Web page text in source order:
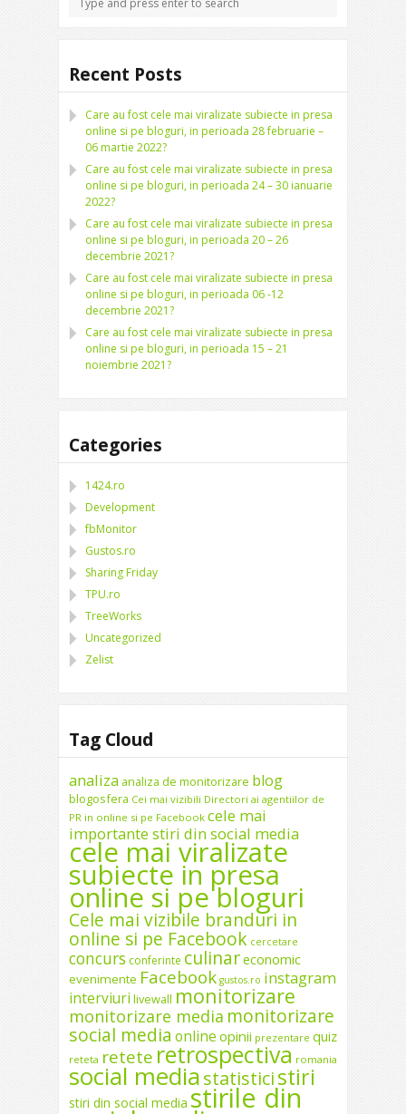
Recent Posts
Care au fost cele mai viralizate subiecte in presa
online si pe bloguri, in perioada 28 februarie –
06 martie 2022?
Care au fost cele mai viralizate subiecte in presa
online si pe bloguri, in perioada 24 – 30 ianuarie
2022?
Care au fost cele mai viralizate subiecte in presa
online si pe bloguri, in perioada 20 – 26
decembrie 2021?
Care au fost cele mai viralizate subiecte in presa
online si pe bloguri, in perioada 06 -12
decembrie 2021?
Care au fost cele mai viralizate subiecte in presa
online si pe bloguri, in perioada 15 – 21
noiembrie 2021?
Categories
1424.ro
Development
fbMonitor
Gustos.ro
Sharing Friday
TPU.ro
TreeWorks
Uncategorized
Zelist
Tag Cloud
analiza analiza de monitorizare blog
blogosfera Cei mai vizibili Directori ai agentiilor de
PR in online si pe Facebook cele mai
importante stiri din social media
cele mai viralizate
subiecte in presa
online si pe bloguri
Cele mai vizibile branduri in
online si pe Facebook cercetare
concurs conferinte culinareconomic
evenimente Facebook gustos.ro instagram
interviuri livewall monitorizare
monitorizare media monitorizare
social media online opinii prezentare quiz
reteta retete retrospectiva romania
social mediastatisticistiri
stiri din social media stirile din